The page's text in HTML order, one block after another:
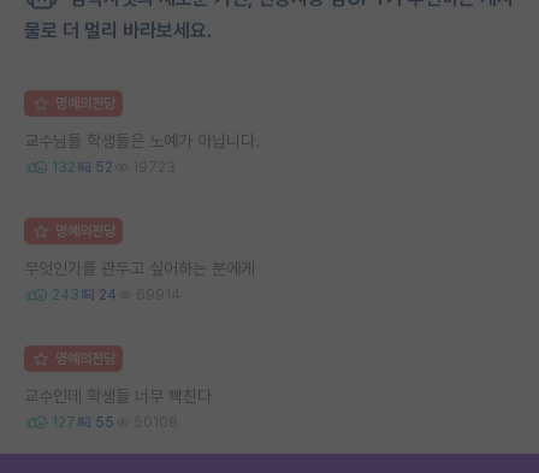
물로 더 멀리 바라보세요.
명예의전당
교수님들 학생들은 노예가 아닙니다.
132 52 19723
명예의전당
무엇인가를 관두고 싶어하는 분에게
243 24 69914
명예의전당
교수인데 학생들 너무 빡친다
127 55 50108